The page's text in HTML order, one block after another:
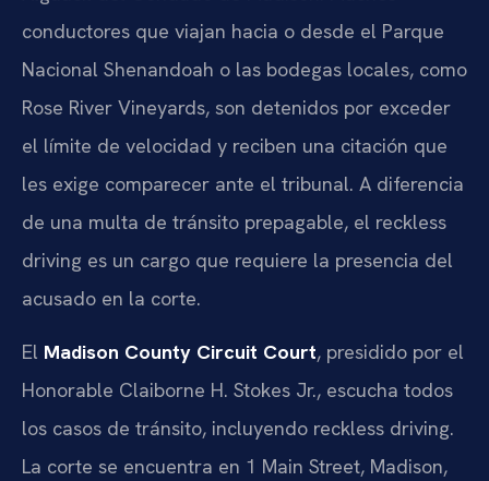
conductores que viajan hacia o desde el Parque
Nacional Shenandoah o las bodegas locales, como
Rose River Vineyards, son detenidos por exceder
el límite de velocidad y reciben una citación que
les exige comparecer ante el tribunal. A diferencia
de una multa de tránsito prepagable, el reckless
driving es un cargo que requiere la presencia del
acusado en la corte.
El Madison County Circuit Court, presidido por el
Honorable Claiborne H. Stokes Jr., escucha todos
los casos de tránsito, incluyendo reckless driving.
La corte se encuentra en 1 Main Street, Madison,